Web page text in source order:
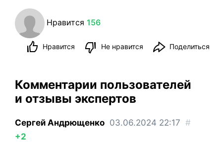
Нравится 156
Нравится Не нравится Поделиться
Комментарии пользователей
и отзывы экспертов
Сергей Андрющенко 03.06.2024 22:17 #
+2